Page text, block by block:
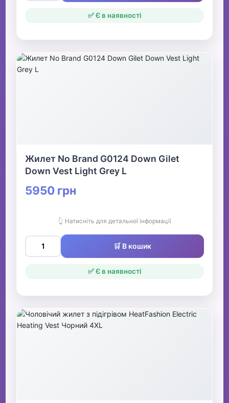
✅ Є в наявності
Жилет No Brand G0124 Down Gilet
Down Vest Light Grey L
5950 грн
👆 Натисніть для детальної інформації
🛒 В кошик
✅ Є в наявності